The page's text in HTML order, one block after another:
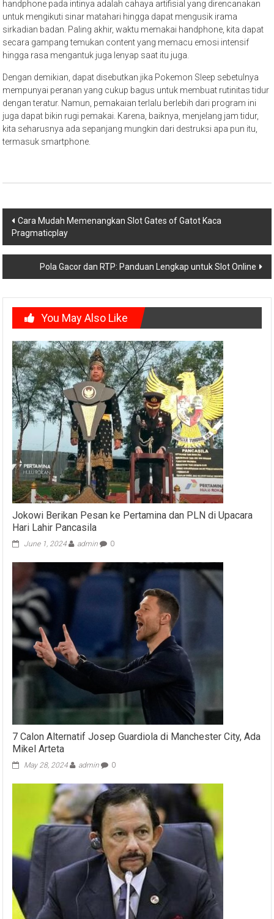
handphone pada intinya adalah cahaya artifisial yang direncanakan
untuk mengikuti sinar matahari hingga dapat mengusik irama
sirkadian badan. Paling akhir, waktu memakai handphone, kita dapat
secara gampang temukan content yang memacu emosi intensif
hingga rasa mengantuk juga lenyap saat itu juga.
Dengan demikian, dapat disebutkan jika Pokemon Sleep sebetulnya
mempunyai peranan yang cukup bagus untuk membuat rutinitas tidur
dengan teratur. Namun, pemakaian terlalu berlebih dari program ini
juga dapat bikin rugi pemakai. Karena, baiknya, menjelang jam tidur,
kita seharusnya ada sepanjang mungkin dari destruksi apa pun itu,
termasuk smartphone.
Post
navigation
Cara Mudah Memenangkan Slot Gates of Gatot Kaca
Pragmaticplay
Pola Gacor dan RTP: Panduan Lengkap untuk Slot Online
You May Also Like
Jokowi Berikan Pesan ke Pertamina dan PLN di Upacara
Hari Lahir Pancasila
June 1, 2024 admin 0
7 Calon Alternatif Josep Guardiola di Manchester City, Ada
Mikel Arteta
May 28, 2024 admin 0